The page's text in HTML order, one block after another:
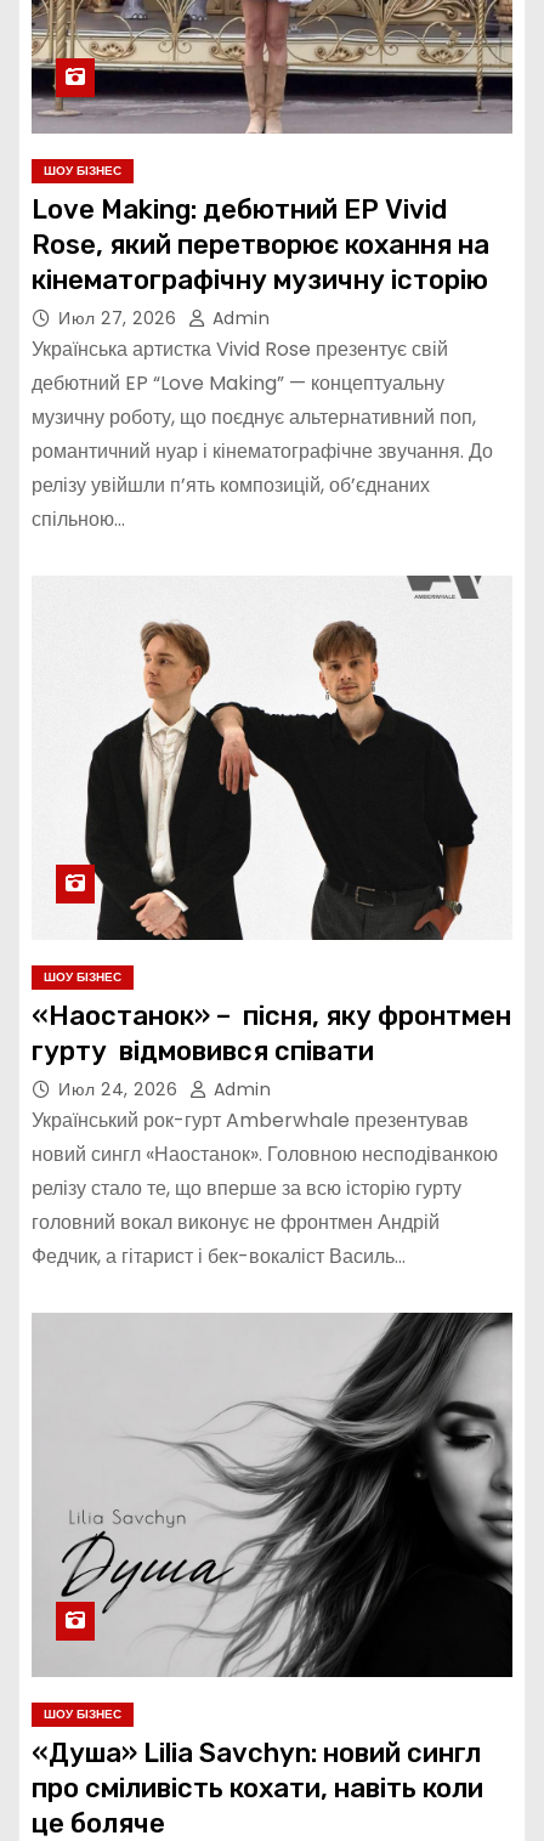
ШОУ БІЗНЕС
Love Making: дебютний EP Vivid
Rose, який перетворює кохання на
кінематографічну музичну історію
Июл 27, 2026 Admin
Українська артистка Vivid Rose презентує свій
дебютний EP “Love Making” — концептуальну
музичну роботу, що поєднує альтернативний поп,
романтичний нуар і кінематографічне звучання. До
релізу увійшли п’ять композицій, об’єднаних
спільною…
ШОУ БІЗНЕС
«Наостанок» – пісня, яку фронтмен
гурту відмовився співати
Июл 24, 2026 Admin
Український рок-гурт Amberwhale презентував
новий сингл «Наостанок». Головною несподіванкою
релізу стало те, що вперше за всю історію гурту
головний вокал виконує не фронтмен Андрій
Федчик, а гітарист і бек-вокаліст Василь…
ШОУ БІЗНЕС
«Душа» Lilia Savchyn: новий сингл
про сміливість кохати, навіть коли
це боляче